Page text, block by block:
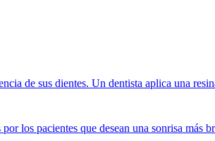
de sus dientes. Un dentista aplica una
los pacientes que desean una sonrisa